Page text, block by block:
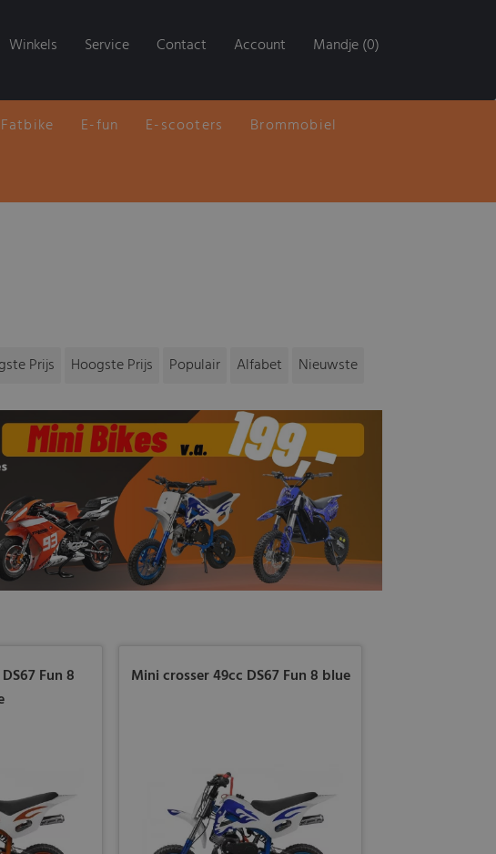
Winkels Service Contact Account Mandje (0)
Fatbike E-fun E-scooters Brommobiel
Prijs Hoogste Prijs Populair Alfabet Nieuwste
Fun 8
Mini crosser 49cc DS67 Fun 8 blue